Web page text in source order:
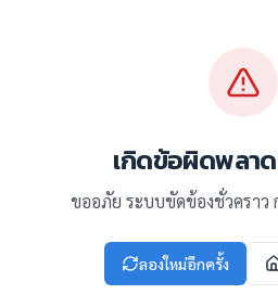
เกิดข้อผิดพลา
ขออภัย ระบบขัดข้องชั่วคราว
ลองใหม่อีกครั้ง